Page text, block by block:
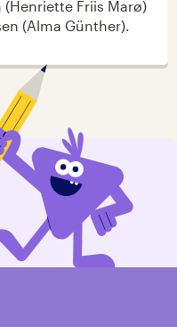
(Henriette Friis Marø)
(Alma Günther).